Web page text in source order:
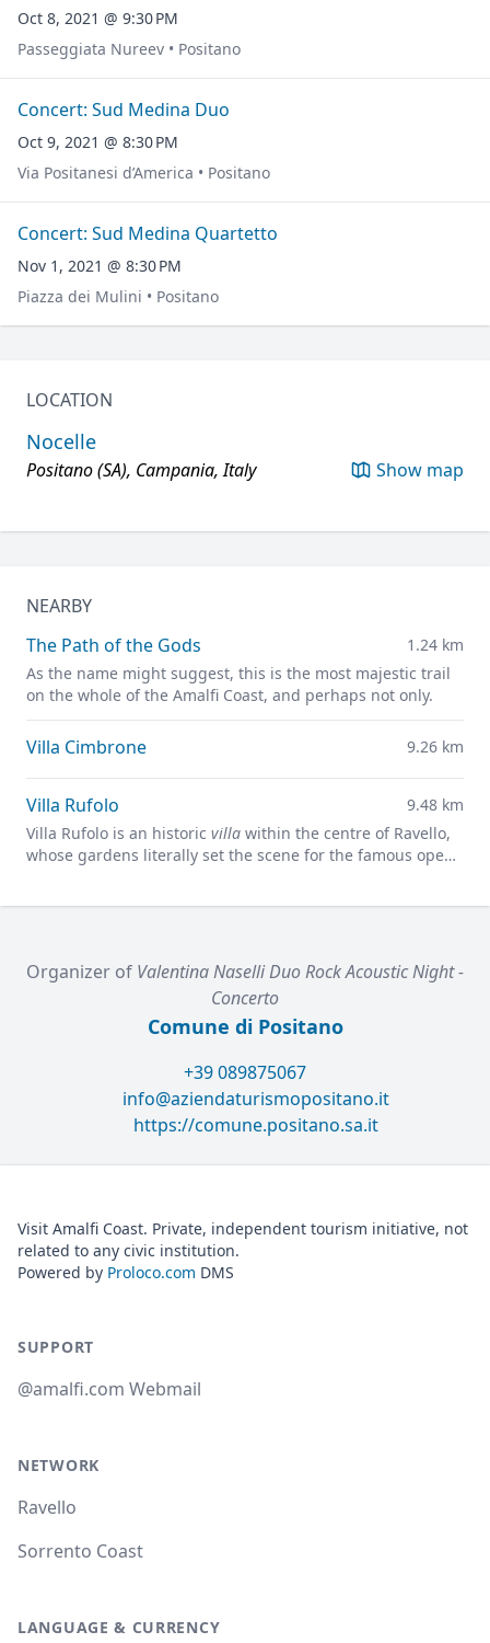
Oct 8, 2021 @ 9:30 PM
Passeggiata Nureev • Positano
Concert: Sud Medina Duo
Oct 9, 2021 @ 8:30 PM
Via Positanesi d’America • Positano
Concert: Sud Medina Quartetto
Nov 1, 2021 @ 8:30 PM
Piazza dei Mulini • Positano
LOCATION
Nocelle
Positano (SA), Campania, Italy Show map
NEARBY
The Path of the Gods
1.24 km
As the name might suggest, this is the most majestic trail
on the whole of the Amalfi Coast, and perhaps not only.
Villa Cimbrone 9.26 km
Villa Rufolo
9.48 km
Villa Rufolo is an historic villa within the centre of Ravello,
whose gardens literally set the scene for the famous open-
Organizer of Valentina Naselli Duo Rock Acoustic Night -
Concerto
Comune di Positano
+39 089875067
info@aziendaturismopositano.it
https://comune.positano.sa.it
Visit Amalfi Coast. Private, independent tourism initiative, not
related to any civic institution.
Powered by Proloco.com DMS
SUPPORT
@amalfi.com Webmail
NETWORK
Ravello
Sorrento Coast
LANGUAGE & CURRENCY